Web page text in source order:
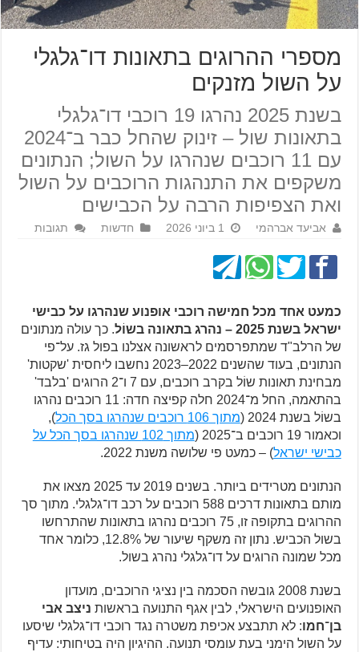
מספרי ההרוגים בתאונות דו־גלגלי
על השול מזנקים
בשנת 2025 נהרגו 19 רוכבי דו־גלגלי
בתאונות שול – זינוק שהחל כבר ב־2024
עם 11 רוכבים שנהרגו על השול; הנתונים
משקפים את התנהגות הרוכבים על השול
ואת הצפיפות הרבה על הכבישים
אביעד אברהמי 1 ביוני 2026 חדשות תגובות
כמעט אחד מכל חמישה רוכבי אופנוע שנהרגו על כבישי
ישראל בשנת 2025 – נהרג בתאונה בשוֹל
. כך עולה מנתונים
של הרלב"ד שמתפרסמים לראשונה אצלנו בפול גז. על־פי
הנתונים, בעוד שהשנים 2022–2023 נחשבו ליחסית 'שקטות'
מבחינת תאונות שוֹל בקרב רוכבים, עם 7 ו־2 הרוגים 'בלבד'
בהתאמה, החל מ־2024 חלה קפיצה חדה: 11 רוכבים נהרגו
בשוֹל בשנת 2024 (
מתוך 106 רוכבים שנהרגו בסך הכל
),
וכאמור 19 רוכבים ב־2025 (
מתוך 102 שנהרגו בסך הכל על
כבישי ישראל) – כמעט פי שלושה משנת 2022.
הנתונים מטרידים ביותר. בשנים 2019 עד 2025 מצאו את
מותם בתאונות דרכים 588 רוכבים על רכב דו־גלגלי. מתוך סך
ההרוגים בתקופה זו, 75 רוכבים נהרגו בתאונות שהתרחשו
בשול הכביש. נתון זה משקף שיעור של 12.8%, כלומר אחד
מכל שמונה הרוגים על דו־גלגלי נהרג בשול.
בשנת 2008 גובשה הסכמה בין נציגי הרוכבים, מועדון
האופנועים הישראלי, לבין אגף התנועה בראשות ניצב אבי
בן־חמו: לא תתבצע אכיפת משטרה נגד רוכבי דו־גלגלי שיסעו
על השול הימני בעת עומסי תנועה. ההיגיון היה בטיחותי: עדיף